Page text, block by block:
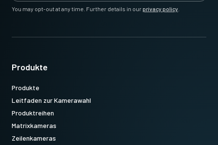
You may opt-out at any time. Further details in ourprivacy policy
Produkte
Produkte
Leitfaden zur Kamerawahl
Produktreihen
Matrixkameras
Zeilenkameras